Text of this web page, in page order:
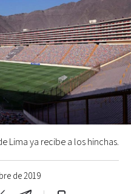
de 2019
Lima ya recibe a los hinchas.